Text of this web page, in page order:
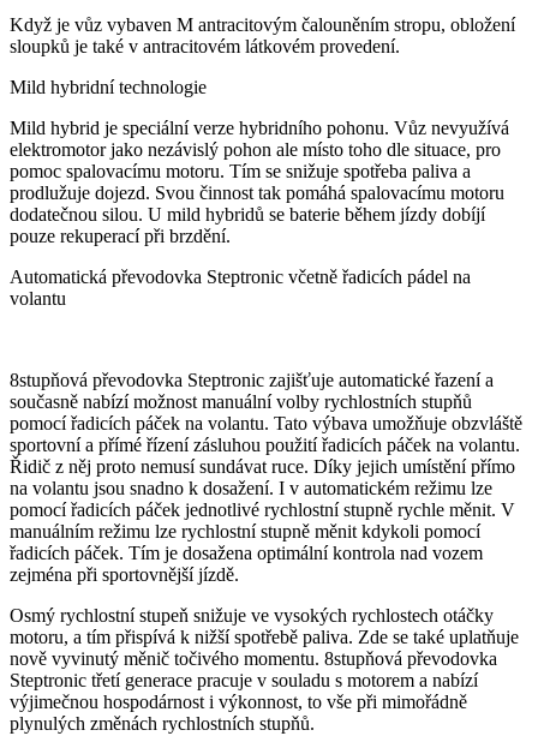
Když je vůz vybaven M antracitovým čalouněním stropu, obložení
sloupků je také v antracitovém látkovém provedení.
Mild hybridní technologie
Mild hybrid je speciální verze hybridního pohonu. Vůz nevyužívá
elektromotor jako nezávislý pohon ale místo toho dle situace, pro
pomoc spalovacímu motoru. Tím se snižuje spotřeba paliva a
prodlužuje dojezd. Svou činnost tak pomáhá spalovacímu motoru
dodatečnou silou. U mild hybridů se baterie během jízdy dobíjí
pouze rekuperací při brzdění.
Automatická převodovka Steptronic včetně řadicích pádel na
volantu
8stupňová převodovka Steptronic zajišťuje automatické řazení a
současně nabízí možnost manuální volby rychlostních stupňů
pomocí řadicích páček na volantu. Tato výbava umožňuje obzvláště
sportovní a přímé řízení zásluhou použití řadicích páček na volantu.
Řidič z něj proto nemusí sundávat ruce. Díky jejich umístění přímo
na volantu jsou snadno k dosažení. I v automatickém režimu lze
pomocí řadicích páček jednotlivé rychlostní stupně rychle měnit. V
manuálním režimu lze rychlostní stupně měnit kdykoli pomocí
řadicích páček. Tím je dosažena optimální kontrola nad vozem
zejména při sportovnější jízdě.
Osmý rychlostní stupeň snižuje ve vysokých rychlostech otáčky
motoru, a tím přispívá k nižší spotřebě paliva. Zde se také uplatňuje
nově vyvinutý měnič točivého momentu. 8stupňová převodovka
Steptronic třetí generace pracuje v souladu s motorem a nabízí
výjimečnou hospodárnost i výkonnost, to vše při mimořádně
plynulých změnách rychlostních stupňů.